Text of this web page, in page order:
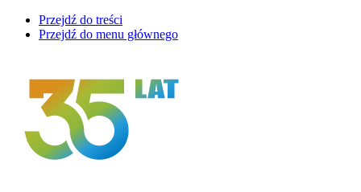
Przejdź do treści
Przejdź do menu głównego